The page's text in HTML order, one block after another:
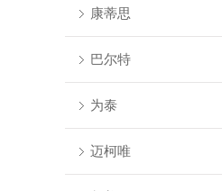
康蒂思
巴尔特
为泰
迈柯唯